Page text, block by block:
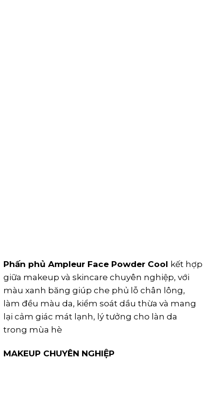
Phấn phủ Ampleur Face Powder Cool kết hợp
giữa makeup và skincare chuyên nghiệp, với
màu xanh băng giúp che phủ lỗ chân lông,
làm đều màu da, kiểm soát dầu thừa và mang
lại cảm giác mát lạnh, lý tưởng cho làn da
trong mùa hè
MAKEUP CHUYÊN NGHIỆP